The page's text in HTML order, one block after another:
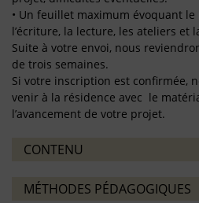
• Un feuillet maximum évoquant le
l’écriture, la lecture, les ateliers et
Suite à votre envoi, nous
de trois semaines.
Si votre inscription est confirmée,
venir à la résidence avec le
l’avancement de votre projet.
CONTENU
MÉTHODES PÉDAGOGIQUES